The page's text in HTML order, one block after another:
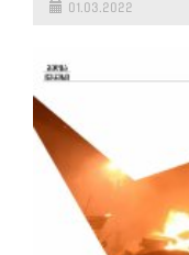
01.03.2022